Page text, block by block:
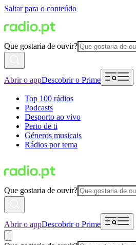
Saltar para o conteúdo
Que gostaria de ouvir?
Abrir o appDescobrir o Prime
Top 100 rádios
Podcasts
Desporto ao vivo
Perto de ti
Géneros musicais
Rádios por tema
Que gostaria de ouvir?
Abrir o appDescobrir o Prime